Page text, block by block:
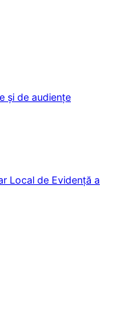
și de audiențe
Local de Evidență a